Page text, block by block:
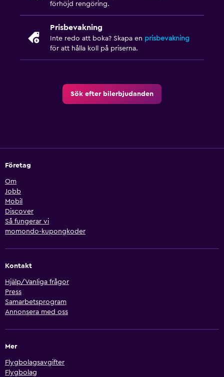
förhöjd rengöring.
Prisbevakning
Inte redo att boka? Skapa en prisbevakning
för att hålla koll på priserna.
Sök efter bilerbjudanden
Företag
Om
Jobb
Mobil
Discover
Så fungerar vi
momondo-kupongkoder
Kontakt
Hjälp/Vanliga frågor
Press
Samarbetsprogram
Annonsera med oss
Mer
Flygbolagsavgifter
Flygbolag